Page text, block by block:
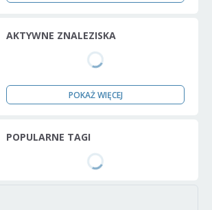
AKTYWNE ZNALEZISKA
POKAŻ WIĘCEJ
POPULARNE TAGI